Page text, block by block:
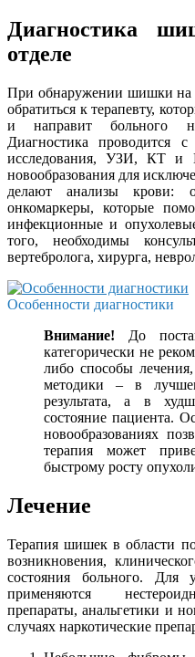
Диагностика
отделе
При обнаружении шишки на
обратиться к терапевту,
и направит больного
Диагностика проводится
исследования, УЗИ, КТ и
новообразования для
делают анализы крови:
онкомаркеры, которые
инфекционные и
того, необходимы
вертебролога, хирурга,
Особенности диагностики
Внимание! До
категорически не
либо способы
методики – в
результата, а в
состояние пациента.
новообразованиях
терапия может
быстрому росту
Лечение
Терапия шишек в области
возникновения,
состояния больного. Для
применяются
препараты, анальгетики и
случаях наркотические